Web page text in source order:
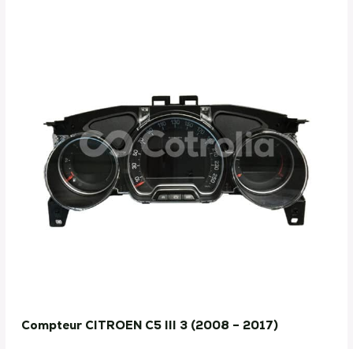
Compteur CITROEN C5 III 3 (2008 – 2017)